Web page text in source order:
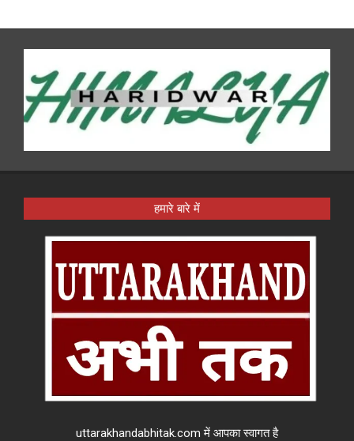
हमारे बारे में
uttarakhandabhitak.com में आपका स्वागत है